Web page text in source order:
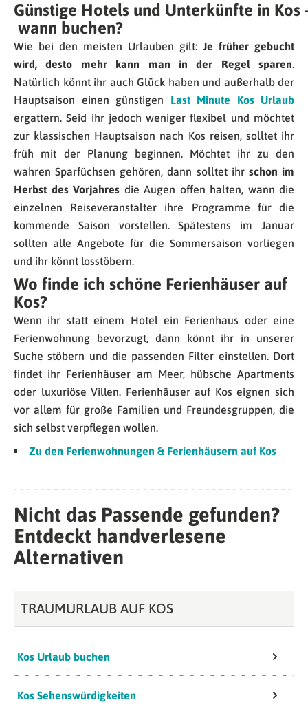
Günstige Hotels und Unterkünfte in Kos
wann buchen?
Wie bei den meisten Urlauben gilt: Je früher gebucht
wird, desto mehr kann man in der Regel sparen.
Natürlich könnt ihr auch Glück haben und außerhalb der
Hauptsaison einen günstigen Last Minute Kos Urlaub
ergattern. Seid ihr jedoch weniger flexibel und möchtet
zur klassischen Hauptsaison nach Kos reisen, solltet ihr
früh mit der Planung beginnen. Möchtet ihr zu den
wahren Sparfüchsen gehören, dann solltet ihrschon im
Herbst des Vorjahres die Augen offen halten, wann die
einzelnen Reiseveranstalter ihre Programme für die
kommende Saison vorstellen. Spätestens im Januar
sollten alle Angebote für die Sommersaison vorliegen
und ihr könnt losstöbern.
Wo finde ich schöne Ferienhäuser auf
Kos?
Wenn ihr statt einem Hotel ein Ferienhaus oder eine
Ferienwohnung bevorzugt, dann könnt ihr in unserer
Suche stöbern und die passenden Filter einstellen. Dort
findet ihr Ferienhäuser am Meer, hübsche Apartments
oder luxuriöse Villen. Ferienhäuser auf Kos eignen sich
vor allem für große Familien und Freundesgruppen, die
sich selbst verpflegen wollen.
Zu den Ferienwohnungen & Ferienhäusern auf Kos
Nicht das Passende gefunden?
Entdeckt handverlesene
Alternativen
TRAUMURLAUB AUF KOS
Kos Urlaub buchen
Kos Sehenswürdigkeiten